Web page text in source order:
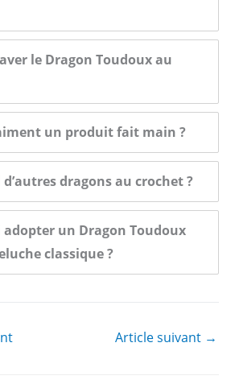
le Dragon Toudoux au
un produit fait main ?
dragons au crochet ?
un Dragon Toudoux
classique ?
Article suivant →